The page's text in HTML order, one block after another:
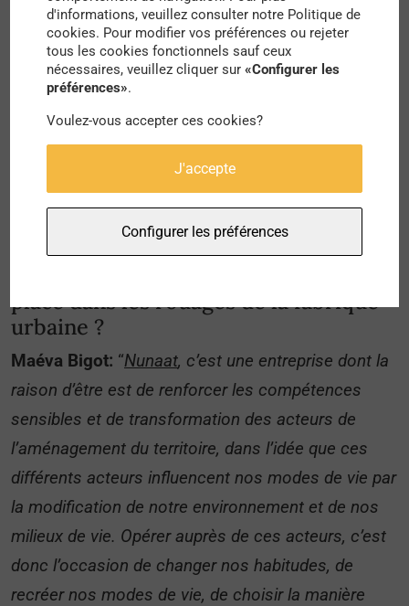
représentations sociales, pour ensuite les traduire
en accompagnement.”
Vous affirmez qu’aujourd’hui, nous
devons réinventer nos manières de
nous comporter entre nous et avec le
vivant, pour préserver notre humanité
et nos conditions de survie dans nos
terres urbaines et rurales”. Comment
Nunaat participe-t-elle à réinventer
place dans les rouages de la fabrique
urbaine ?
Maéva Bigot: “Nunaat, c’est une entreprise dont la
raison d’être est de renforcer les compétences
sensibles et de transformation des acteurs de
l’aménagement du territoire, dans l’idée que ces
différents acteurs influencent nos modes de vie par
la modification de notre environnement et de nos
milieux de vie. Opérer auprès de ces acteurs, c’est
donc l’occasion de changer nos habitudes, de
recréer nos modes de vie, de choisir la manière
d'informations, veuillez consulter notre Politique de
cookies. Pour modifier vos préférences ou rejeter
tous les cookies fonctionnels sauf ceux
nécessaires, veuillez cliquer sur«Configurer les
préférences».
Voulez-vous accepter ces cookies?
J'accepte
Configurer les préférences